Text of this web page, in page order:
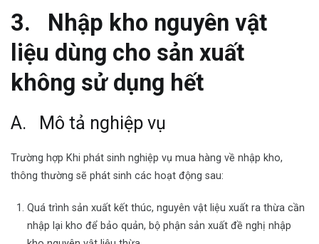
3. Nhập kho nguyên vật
liệu dùng cho sản xuất
không sử dụng hết
A. Mô tả nghiệp vụ
Trường hợp Khi phát sinh nghiệp vụ mua hàng về nhập kho,
thông thường sẽ phát sinh các hoạt động sau:
Quá trình sản xuất kết thúc, nguyên vật liệu xuất ra thừa cần
nhập lại kho để bảo quản, bộ phận sản xuất đề nghị nhập